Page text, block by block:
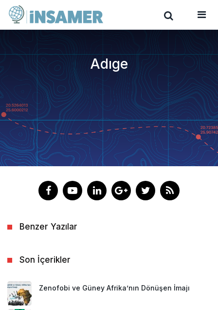
Adıge
Benzer Yazılar
Son İçerikler
Zenofobi ve Güney Afrika’nın Dönüşen İmajı